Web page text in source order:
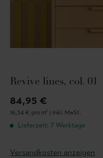
Revive lines, col. 01
84,95 €
16,34 € pro m² | inkl. MwSt.
Lieferzeit: 7 Werktage
Versandkosten anzeigen